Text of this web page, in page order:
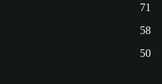
71
58
50